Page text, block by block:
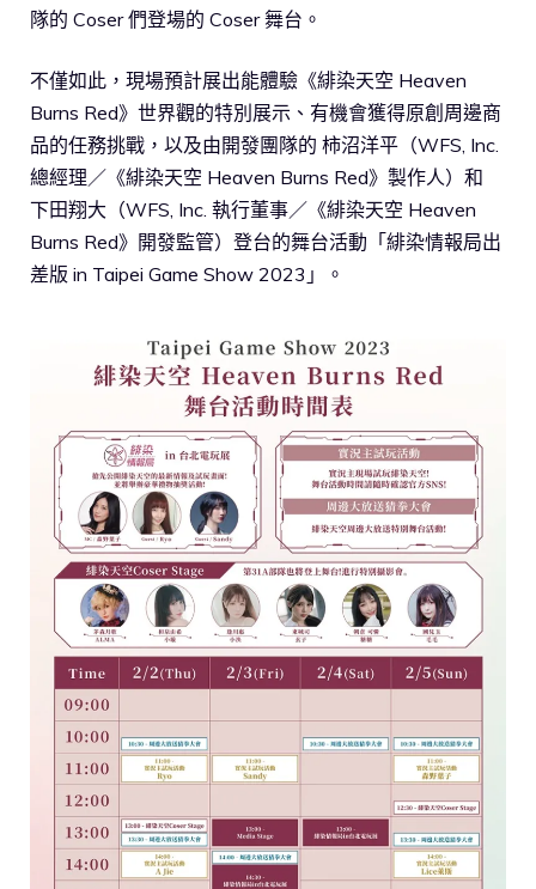
隊的 Coser 們登場的 Coser 舞台。
不僅如此，現場預計展出能體驗《緋染天空 Heaven
Burns Red》世界觀的特別展示、有機會獲得原創周邊商
品的任務挑戰，以及由開發團隊的 柿沼洋平（WFS, Inc.
總經理／《緋染天空 Heaven Burns Red》製作人）和
下田翔大（WFS, Inc. 執行董事／《緋染天空 Heaven
Burns Red》開發監管）登台的舞台活動「緋染情報局出
差版 in Taipei Game Show 2023」。